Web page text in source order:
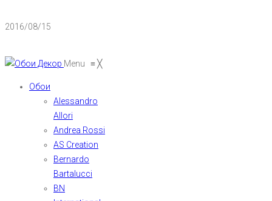
2016/08/15
Menu ≡╳
Обои
Alessandro
Allori
Andrea Rossi
AS Creation
Bernardo
Bartalucci
BN